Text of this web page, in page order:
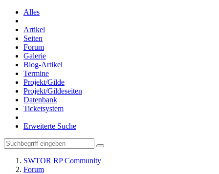
Alles
Artikel
Seiten
Forum
Galerie
Blog-Artikel
Termine
Projekt/Gilde
Projekt/Gildeseiten
Datenbank
Ticketsystem
Erweiterte Suche
SWTOR RP Community
Forum